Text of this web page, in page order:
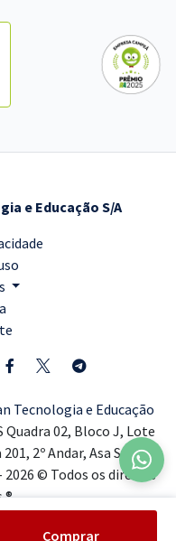
Comprar
e Educação S/A
Tecnologia e Educação
Quadra 02, Bloco J, Lote
2º Andar, Asa Sul,
2026 © Todos os direitos
®